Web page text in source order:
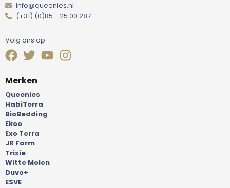
info@queenies.nl
(+31) (0)85 - 25 00 287
Volg ons op
Merken
Queenies
HabiTerra
BioBedding
Ekoo
Exo Terra
JR Farm
Trixie
Witte Molen
Duvo+
ESVE